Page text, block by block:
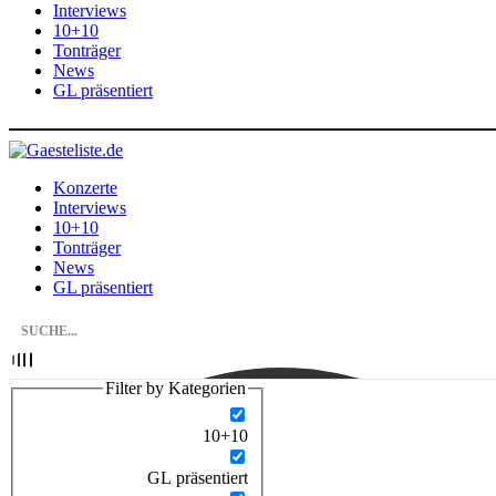
Interviews
10+10
Tonträger
News
GL präsentiert
Konzerte
Interviews
10+10
Tonträger
News
GL präsentiert
Filter by Kategorien
10+10
GL präsentiert